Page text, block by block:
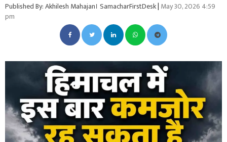
Published By: Akhilesh Mahajan। SamacharFirstDesk| May 30, 2026 4:59
pm